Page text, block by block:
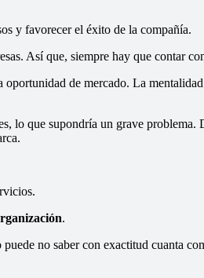
y favorecer el éxito de la compañía.
Así que, siempre hay que contar
de mercado. La
lo que supondría un grave problema.
.
no saber con exactitud cuanta